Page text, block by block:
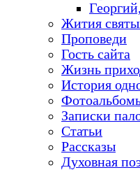
Жития
Проповеди
Гость сайта
Жизнь
История
Записки
Статьи
Рассказы
Духовная